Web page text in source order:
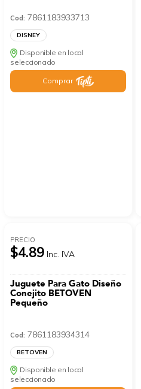
Cod: 7861183933713
DISNEY
Disponible en local
seleccionado
Comprar
PRECIO
$4.89 Inc. IVA
Juguete Para Gato Diseño
Conejito BETOVEN
Pequeño
Cod: 7861183934314
BETOVEN
Disponible en local
seleccionado